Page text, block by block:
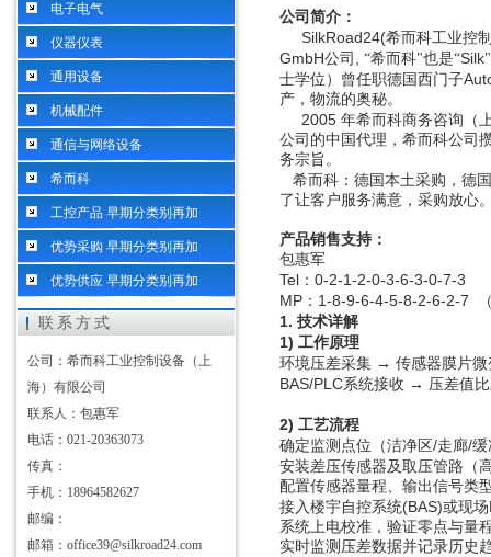
电子电气
仪器仪表
通用设备
机械配件
通信与网络设备
希而科
工控产品 早期分类别再加
优势采购 早期分类别再加
优势供应 早期分类别再加
联系方式
公司：希而科工业控制设备（上
海）有限公司
联系人：包惠军
电话：021-20363073
传真：
手机：18964582627
邮编：
邮箱：office39@silkroad24.com
公司简介：
SilkRoad24(希而科工业控
GmbH公司 “希而科"也是“Silk
士学位）曾任职德国西门子
产，物流的奥秘。
2005 年希而科商务咨询（
公司的中国代理，希而科公司
务宗旨。
希而科：德国本土采购，德
了让客户服务满意，采购放心
产品销售支持：
包惠军
Tel ： 0-2-1-2-0-3-6-3-0-7-3
MP ： 1-8-9-6-4-5-8-2-6-2-7
1. 技术详解
1) 工作原理
环境压差采集 → 传感器膜片
BAS/PLC系统接收 → 压差值
2) 工艺流程
确定监测点位（洁净区/走廊/缓
安装差压传感器及取压管路（
配置传感器量程、输出信号类
接入楼宇自控系统(BAS)或现场
系统上电校准，验证零点与量
实时监测压差数据并记录历史